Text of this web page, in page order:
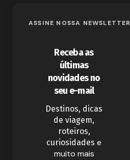
ASSINE NOSSA NEWSLETTER
Receba as
últimas
novidades no
seu e-mail
Destinos, dicas
de viagem,
roteiros,
curiosidades e
muito mais